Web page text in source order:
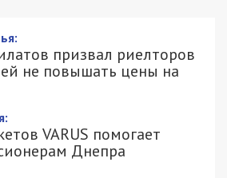
призвал риелторов
не повышать цены на
VARUS помогает
Днепра